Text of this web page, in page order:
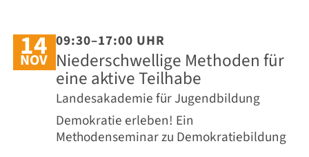
14
NOV
09:30–17:00 UHR
Niederschwellige Methoden für
eine aktive Teilhabe
Landesakademie für Jugendbildung
Demokratie erleben! Ein
Methodenseminar zu Demokratiebildung